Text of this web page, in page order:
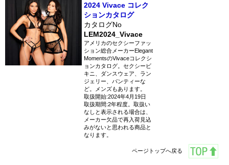
2024 Vivace コレク
ションカタログ
カタログNo
LEM2024_Vivace
アメリカのセクシーファッ
ション総合メーカーElegant
MomentsのVivaceコレクシ
ョンカタログ。セクシービ
キニ、ダンスウェア、ラン
ジェリー、パンティーな
ど。メンズもあります。
取扱開始:2024年4月19日
取扱期間:2年程度。取扱い
なしと表示される場合は、
メーカー欠品で再入荷見込
みがないと思われる商品と
なります。
ページトップへ戻る